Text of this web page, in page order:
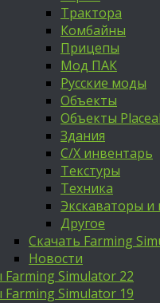
Трактора
Комбайны
Прицепы
Мод ПАК
Русские моды
Объекты
Объекты
Здания
С/Х инвентарь
Текстуры
Техника
Экскаваторы и
Другое
Скачать Farming
Новости
Simulator 22
Simulator 19